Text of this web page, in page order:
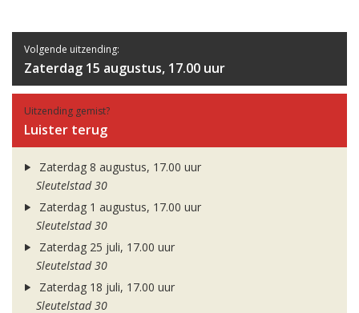
Volgende uitzending:
Zaterdag 15 augustus, 17.00 uur
Uitzending gemist?
Luister terug
Zaterdag 8 augustus, 17.00 uur
Sleutelstad 30
Zaterdag 1 augustus, 17.00 uur
Sleutelstad 30
Zaterdag 25 juli, 17.00 uur
Sleutelstad 30
Zaterdag 18 juli, 17.00 uur
Sleutelstad 30